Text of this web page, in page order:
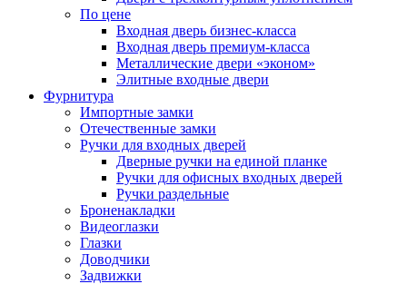
По цене
Входная дверь бизнес-класса
Входная дверь премиум-класса
Металлические двери «эконом»
Элитные входные двери
Фурнитура
Импортные замки
Отечественные замки
Ручки для входных дверей
Дверные ручки на единой планке
Ручки для офисных входных дверей
Ручки раздельные
Броненакладки
Видеоглазки
Глазки
Доводчики
Задвижки